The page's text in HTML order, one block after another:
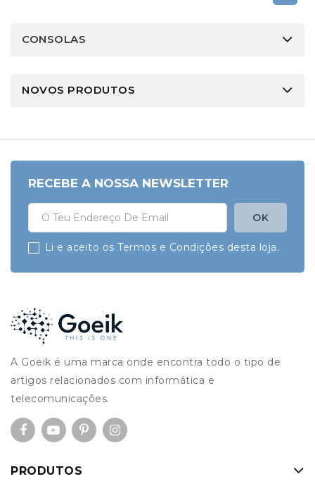
CONSOLAS
NOVOS PRODUTOS
RECEBE A NOSSA NEWSLETTER
Li e aceito os Termos e Condições desta loja.
A Goeik é uma marca onde encontra todo o tipo de
artigos relacionados com informática e
telecomunicações.
PRODUTOS